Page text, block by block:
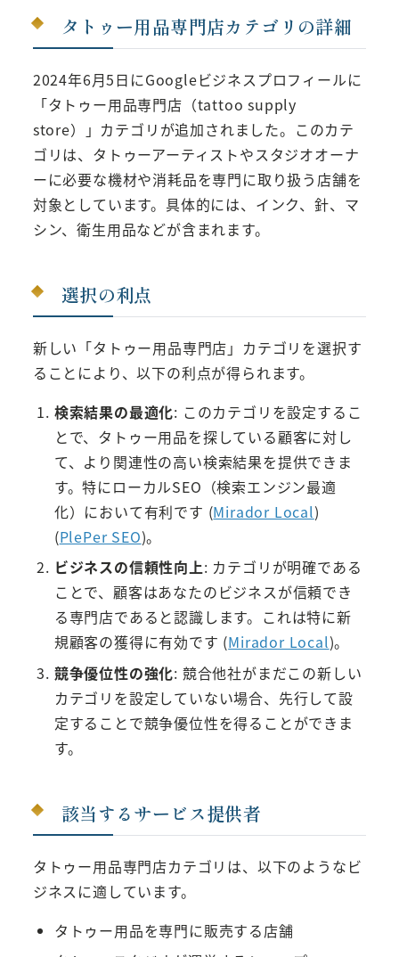
タトゥー用品専門店カテゴリの詳細
2024年6月5日にGoogleビジネスプロフィールに
「タトゥー用品専門店（tattoo supply
store）」カテゴリが追加されました。このカテ
ゴリは、タトゥーアーティストやスタジオオーナ
ーに必要な機材や消耗品を専門に取り扱う店舗を
対象としています。具体的には、インク、針、マ
シン、衛生用品などが含まれます。
選択の利点
新しい「タトゥー用品専門店」カテゴリを選択す
ることにより、以下の利点が得られます。
検索結果の最適化: このカテゴリを設定するこ
とで、タトゥー用品を探している顧客に対し
て、より関連性の高い検索結果を提供できま
す。特にローカルSEO（検索エンジン最適
化）において有利です​ (Mirador Local)​​
(PlePer SEO)​。
ビジネスの信頼性向上: カテゴリが明確である
ことで、顧客はあなたのビジネスが信頼でき
る専門店であると認識します。これは特に新
規顧客の獲得に有効です​ (Mirador Local)​。
競争優位性の強化: 競合他社がまだこの新しい
カテゴリを設定していない場合、先行して設
定することで競争優位性を得ることができま
す。
該当するサービス提供者
タトゥー用品専門店カテゴリは、以下のようなビ
ジネスに適しています。
タトゥー用品を専門に販売する店舗